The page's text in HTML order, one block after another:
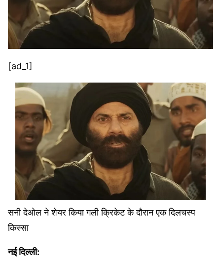
[ad_1]
सनी देओल ने शेयर किया गली क्रिकेट के दौरान एक दिलचस्प
किस्सा
नई दिल्ली: